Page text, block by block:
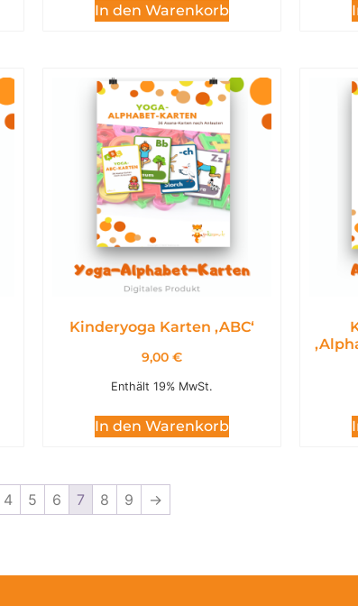
In den Warenkorb
Kinderyoga Karten ,ABC‘
9,00 €
Enthält 19% MwSt.
In den Warenkorb
4 5 6 7 8 9 →